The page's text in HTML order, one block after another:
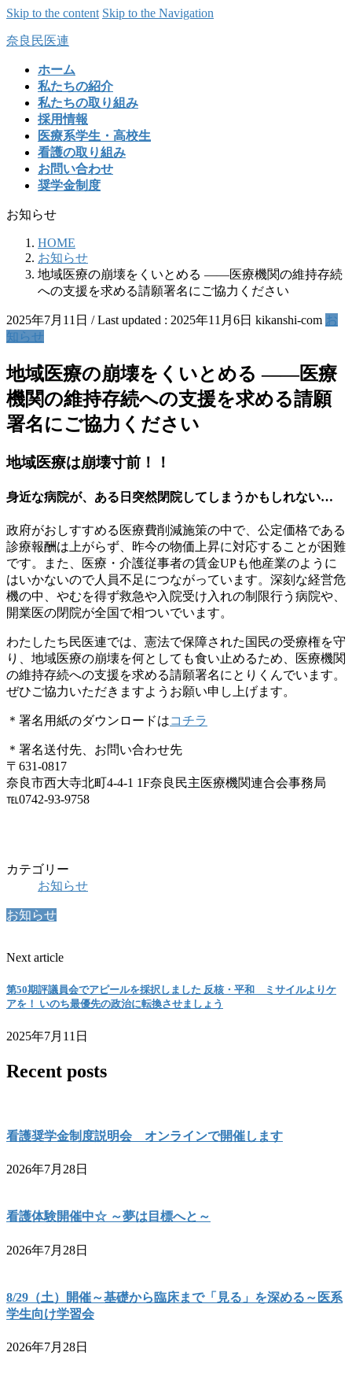
Skip to the content Skip to the Navigation
奈良民医連
ホーム
私たちの紹介
私たちの取り組み
採用情報
医療系学生・高校生
看護の取り組み
お問い合わせ
奨学金制度
お知らせ
HOME
お知らせ
地域医療の崩壊をくいとめる ――医療機関の維持存続
への支援を求める請願署名にご協力ください
2025年7月11日 / Last updated : 2025年11月6日 kikanshi-com お
知らせ
地域医療の崩壊をくいとめる ――医療
機関の維持存続への支援を求める請願
署名にご協力ください
地域医療は崩壊寸前！！
身近な病院が、ある日突然閉院してしまうかもしれない…
政府がおしすすめる医療費削減施策の中で、公定価格である
診療報酬は上がらず、昨今の物価上昇に対応することが困難
です。また、医療・介護従事者の賃金UPも他産業のように
はいかないので人員不足につながっています。深刻な経営危
機の中、やむを得ず救急や入院受け入れの制限行う病院や、
開業医の閉院が全国で相ついでいます。
わたしたち民医連では、憲法で保障された国民の受療権を守
り、地域医療の崩壊を何としても食い止めるため、医療機関
の維持存続への支援を求める請願署名にとりくんでいます。
ぜひご協力いただきますようお願い申し上げます。
＊署名用紙のダウンロードはコチラ
＊署名送付先、お問い合わせ先
〒631-0817
奈良市西大寺北町4-4-1 1F奈良民主医療機関連合会事務局
℡0742-93-9758
カテゴリー
お知らせ
お知らせ
Next article
第50期評議員会でアピールを採択しました 反核・平和 ミサイルよりケ
アを！ いのち最優先の政治に転換させましょう
2025年7月11日
Recent posts
看護奨学金制度説明会 オンラインで開催します
2026年7月28日
看護体験開催中☆ ～夢は目標へと～
2026年7月28日
8/29（土）開催～基礎から臨床まで「見る」を深める～医系
学生向け学習会
2026年7月28日